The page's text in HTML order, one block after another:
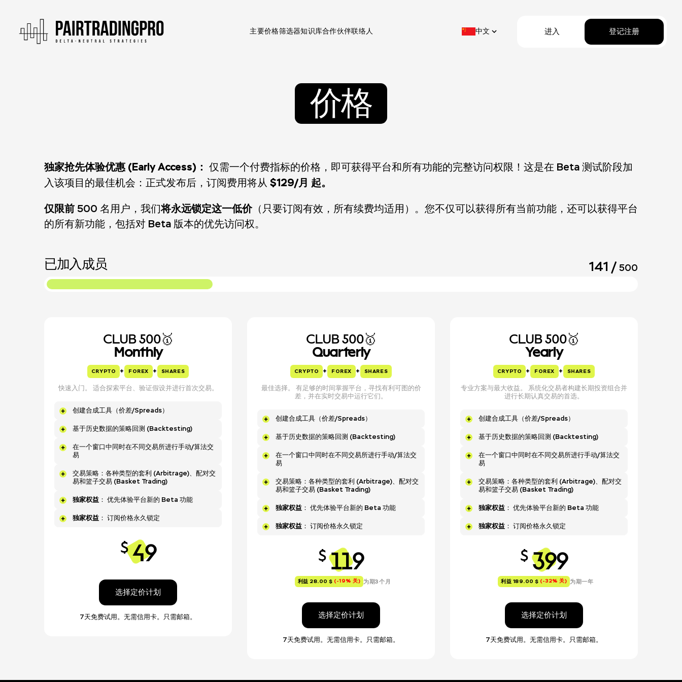
主要价格筛选器知识库合作伙伴联络人 中文 进入 登记注册
价格
独家抢先体验优惠 (Early Access)： 仅需一个付费指标的价格，即可获得平台和所有功能的完整访问权限！这是在 Beta 测试阶段加
入该项目的最佳机会：正式发布后，订阅费用将从 $129/月 起。
仅限前 500 名用户，我们将永远锁定这一低价（只要订阅有效，所有续费均适用）。您不仅可以获得所有当前功能，还可以获得平台
的所有新功能，包括对 Beta 版本的优先访问权。
已加入成员 141 / 500
CLUB 500🥇
Monthly
CRYPTO + FOREX + SHARES
快速入门。 适合探索平台、验证假设并进行首次交易。
创建合成工具（价差/Spreads）
基于历史数据的策略回测 (Backtesting)
在一个窗口中同时在不同交易所进行手动/算法交
易
交易策略：各种类型的套利 (Arbitrage)、配对交
易和篮子交易 (Basket Trading)
独家权益 ： 优先体验平台新的 Beta 功能
独家权益 ： 订阅价格永久锁定
$ 49
选择定价计划
7天免费试用。无需信用卡。只需邮箱。
CLUB 500🥇
Quarterly
CRYPTO + FOREX + SHARES
最佳选择。 有足够的时间掌握平台，寻找有利可图的价
差，并在实时交易中运行它们。
创建合成工具（价差/Spreads）
基于历史数据的策略回测 (Backtesting)
在一个窗口中同时在不同交易所进行手动/算法交
易
交易策略：各种类型的套利 (Arbitrage)、配对交
易和篮子交易 (Basket Trading)
独家权益 ： 优先体验平台新的 Beta 功能
独家权益 ： 订阅价格永久锁定
$ 119
利益 28.00 $ (-19% 关) 为期3个月
选择定价计划
7天免费试用。无需信用卡。只需邮箱。
CLUB 500🥇
Yearly
CRYPTO + FOREX + SHARES
专业方案与最大收益。 系统化交易者构建长期投资组合并
进行长期认真交易的首选。
创建合成工具（价差/Spreads）
基于历史数据的策略回测 (Backtesting)
在一个窗口中同时在不同交易所进行手动/算法交
易
交易策略：各种类型的套利 (Arbitrage)、配对交
易和篮子交易 (Basket Trading)
独家权益 ： 优先体验平台新的 Beta 功能
独家权益 ： 订阅价格永久锁定
$ 399
利益 189.00 $ (-32% 关) 为期一年
选择定价计划
7天免费试用。无需信用卡。只需邮箱。